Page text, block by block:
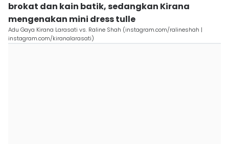
brokat dan kain batik, sedangkan Kirana
mengenakan mini dress tulle
Adu Gaya Kirana Larasati vs. Raline Shah (instagram.com/ralineshah |
instagram.com/kiranalarasati)